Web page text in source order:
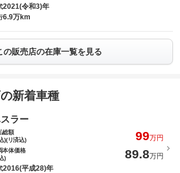
2021(令和3)年
6.9万km
の販売店の在庫一覧を見る
新着車種
ラー
総額
)(リ済込)
99万円
本体価格
)
89.8万円
2016(平成28)年